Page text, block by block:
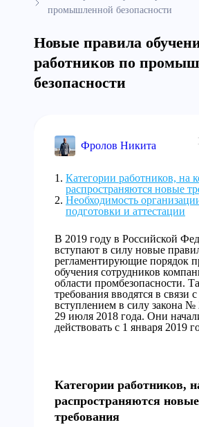
промышленной безопасности
Новые правила
работников по
безопасности
Фролов Никита
Категории работников, на
распространяются новые
Необходимость
подготовки и аттестации
В 2019 году в Российской
вступают в силу новые
регламентирующие порядок
обучения сотрудников
области промбезопасности.
требования вводятся в связи с
вступлением в силу закона
29 июля 2018 года. Они
действовать с 1 января 2019
Категории работников,
распространяются новые
требования